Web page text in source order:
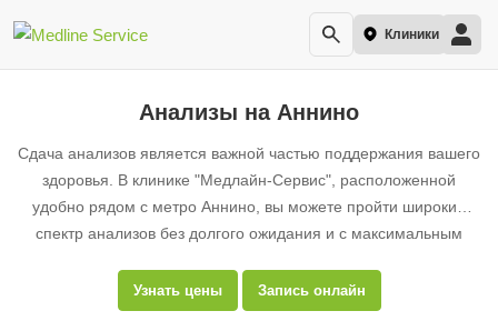
Клиники
Анализы на Аннино
Сдача анализов является важной частью поддержания вашего
здоровья. В клинике "Медлайн-Сервис", расположенной
удобно рядом с метро Аннино, вы можете пройти широкий
спектр анализов без долгого ожидания и с максимальным
Узнать цены Запись онлайн